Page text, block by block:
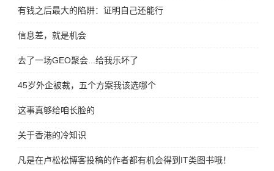
有钱之后最大的陷阱：证明自己还能行
信息差，就是机会
去了一场GEO聚会...给我乐坏了
45岁外企被裁，五个方案我该选哪个
这事真够给咱长脸的
关于香港的冷知识
凡是在卢松松博客投稿的作者都有机会得到IT类图书哦！